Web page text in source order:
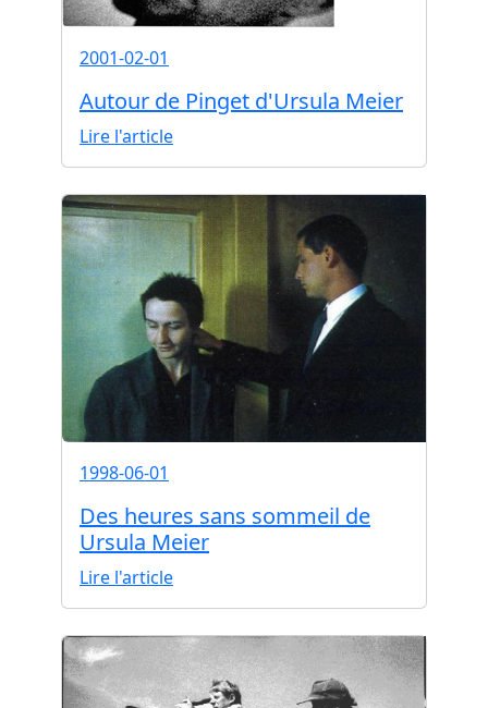
2001-02-01
Autour de Pinget d'Ursula Meier
Lire l'article
1998-06-01
Des heures sans sommeil de
Ursula Meier
Lire l'article